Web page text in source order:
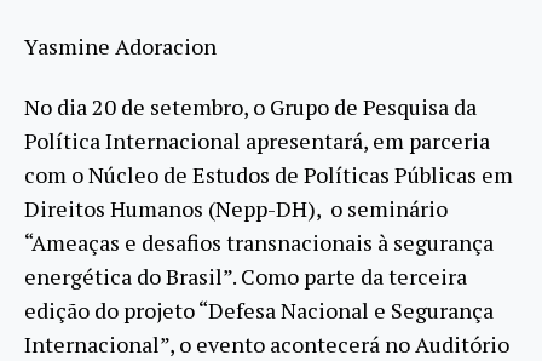
Yasmine Adoracion
No dia 20 de setembro, o Grupo de Pesquisa da
Política Internacional apresentará, em parceria
com o Núcleo de Estudos de Políticas Públicas em
Direitos Humanos (Nepp-DH), o seminário
“Ameaças e desafios transnacionais à segurança
energética do Brasil”. Como parte da terceira
edição do projeto “Defesa Nacional e Segurança
Internacional”, o evento acontecerá no Auditório